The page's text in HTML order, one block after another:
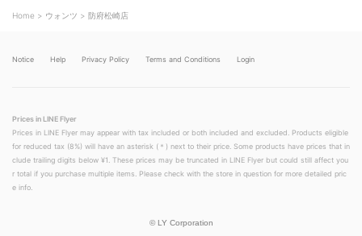
o
w
Home ウォンツ 防府松崎店
Notice Help Privacy Policy Terms and Conditions Login
Prices in LINE Flyer
Prices in LINE Flyer may appear with tax included or both included and excluded. Products eligible
for reduced tax (8%) will have an asterisk (＊) next to their price. Some products have prices that in
clude trailing digits below ¥1. These prices may be truncated in LINE Flyer but could still affect you
r total if you purchase multiple items. Please check with the store in question for more detailed pric
e info.
© LY Corporation